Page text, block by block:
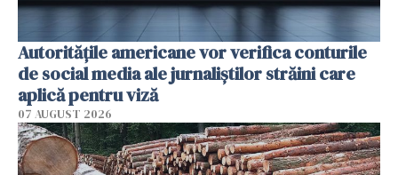
Autorităţile americane vor verifica conturile
de social media ale jurnaliştilor străini care
aplică pentru viză
07 AUGUST 2026